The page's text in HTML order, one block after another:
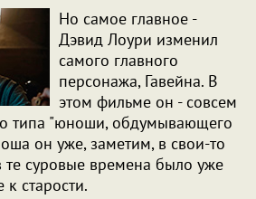
Но самое главное -
Дэвид Лоури изменил
самого главного
персонажа, Гавейна. В
этом фильме он - совсем
типа "юноши, обдумывающего
он уже, заметим, в свои-то
те суровые времена было уже
старости.